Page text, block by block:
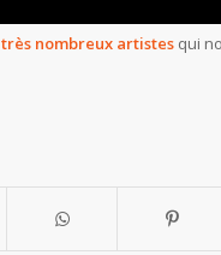
très nombreux artistes qui